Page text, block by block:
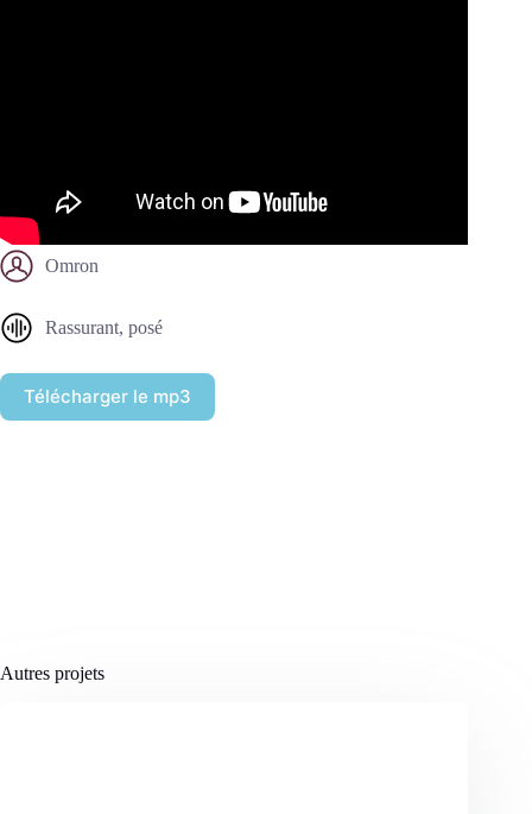
Omron
Rassurant, posé
Télécharger le mp3
Autres projets